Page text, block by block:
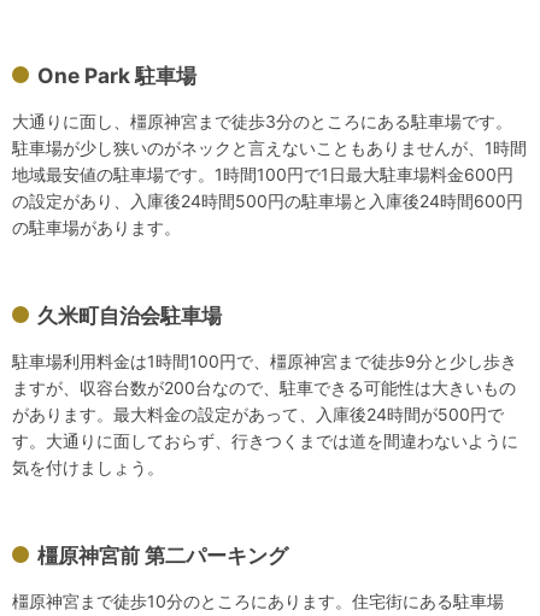
One Park 駐車場
大通りに面し、橿原神宮まで徒歩3分のところにある駐車場です。
駐車場が少し狭いのがネックと言えないこともありませんが、1時間
地域最安値の駐車場です。1時間100円で1日最大駐車場料金600円
の設定があり、入庫後24時間500円の駐車場と入庫後24時間600円
の駐車場があります。
久米町自治会駐車場
駐車場利用料金は1時間100円で、橿原神宮まで徒歩9分と少し歩き
ますが、収容台数が200台なので、駐車できる可能性は大きいもの
があります。最大料金の設定があって、入庫後24時間が500円で
す。大通りに面しておらず、行きつくまでは道を間違わないように
気を付けましょう。
橿原神宮前 第二パーキング
橿原神宮まで徒歩10分のところにあります。住宅街にある駐車場